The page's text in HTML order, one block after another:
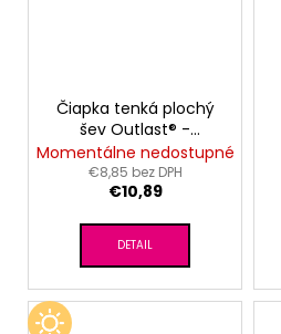
Čiapka tenká plochý
šev Outlast® -
oriešková
Momentálne nedostupné
€8,85 bez DPH
€10,89
DETAIL